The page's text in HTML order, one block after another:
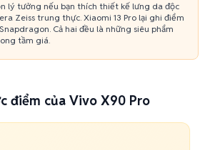
lý tưởng nếu bạn thích thiết kế lưng da độc
Zeiss trung thực. Xiaomi 13 Pro lại ghi điểm
Cả hai đều là những siêu phẩm
tầm giá.
điểm của Vivo X90 Pro